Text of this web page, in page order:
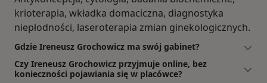
krioterapia, wkładka domaciczna, diagnostyka
niepłodności, laseroterapia zmian ginekologicznych.
Gdzie Ireneusz Grochowicz ma swój gabinet?
Czy Ireneusz Grochowicz przyjmuje online, bez
konieczności pojawiania się w placówce?